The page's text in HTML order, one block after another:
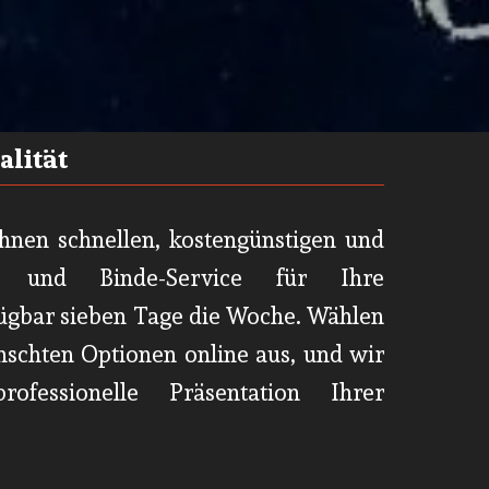
schnellen, kostengünstigen und
und Binde-Service für Ihre
sieben Tage die Woche. Wählen
Optionen online aus, und wir
Präsentation Ihrer